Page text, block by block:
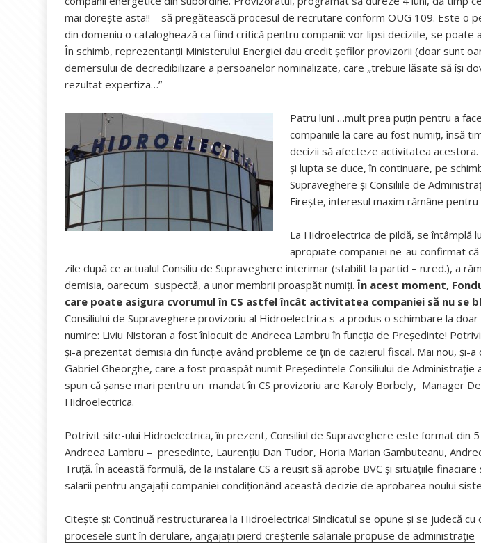
mai dorește asta!! – să pregătească procesul de recrutare conform OUG 109. Este o
din domeniu o cataloghează ca fiind critică pentru companii: vor lipsi deciziile, se poate
În schimb, reprezentanții Ministerului Energiei dau credit șefilor provizorii (doar sunt
demersului de decredibilizare a persoanelor nominalizate, care „trebuie lăsate să îşi
rezultat expertiza…”
Patru luni …mult prea puțin pentru a
companiile la care au fost numiți, însă
decizii să afecteze activitatea
și lupta se duce, în continuare, pe
Supraveghere și Consiliile de
Firește, interesul maxim rămâne
La Hidroelectrica de pildă, se întâmplă
apropiate companiei ne-au confirmat
zile după ce actualul Consiliu de Supraveghere interimar (stabilit la partid – n.red.), a
demisia, oarecum suspectă, a unor membrii proaspăt numiți.În acest moment,
care poate asigura cvorumul în CS astfel încât activitatea companiei să nu se
Consiliului de Supraveghere provizoriu al Hidroelectrica s-a produs o schimbare la
numire: Liviu Nistoran a fost înlocuit de Andreea Lambru în funcția de Președinte!
și-a prezentat demisia din funcție având probleme ce țin de cazierul fiscal. Mai nou, și-
Gabriel Gheorghe, care a fost proaspăt numit Președintele Consiliului de Administrație
spun că șanse mari pentru un mandat în CS provizoriu are Karoly Borbely, Manager
Hidroelectrica.
Potrivit site-ului Hidroelectrica, în prezent, Consiliul de Supraveghere este format din 5
Andreea Lambru – presedinte, Laurențiu Dan Tudor, Horia Marian Gambuteanu,
Truță. În această formulă, de la instalare CS a reușit să aprobe BVC și situațiile
salarii pentru angajații companiei condiționând această decizie de aprobarea noului
Citește și:Continuă restructurarea la Hidroelectrica! Sindicatul se opune și se judecă cu
procesele sunt în derulare, angajații pierd creșterile salariale propuse de administrație